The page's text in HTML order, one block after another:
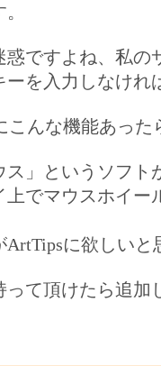
惑ですよね、私の
ーを入力しなけれ
こんな機能あっ
ス」というソフ
上でマウスホイ
ArtTipsに欲しいと
って頂けたら追加